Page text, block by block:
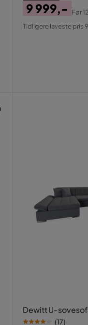
Pris
9 999,-
Original
Før
Tidligere laveste pris
Dewitt U-
(17)